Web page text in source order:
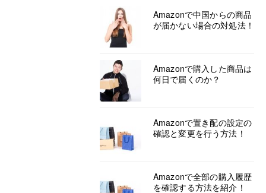
Amazonで中国からの商品
が届かない場合の対処法！
Amazonで購入した商品は
何日で届くのか？
Amazonで置き配の設定の
確認と変更を行う方法！
Amazonで全部の購入履歴
を確認する方法を紹介！